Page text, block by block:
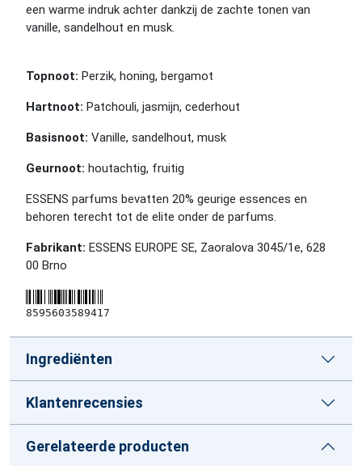
een warme indruk achter dankzij de zachte tonen van
vanille, sandelhout en musk.
Topnoot: Perzik, honing, bergamot
Hartnoot: Patchouli, jasmijn, cederhout
Basisnoot: Vanille, sandelhout, musk
Geurnoot: houtachtig, fruitig
ESSENS parfums bevatten 20% geurige essences en
behoren terecht tot de elite onder de parfums.
Fabrikant: ESSENS EUROPE SE, Zaoralova 3045/1e, 628
00 Brno
8595603589417
Ingrediënten
Klantenrecensies
Gerelateerde producten